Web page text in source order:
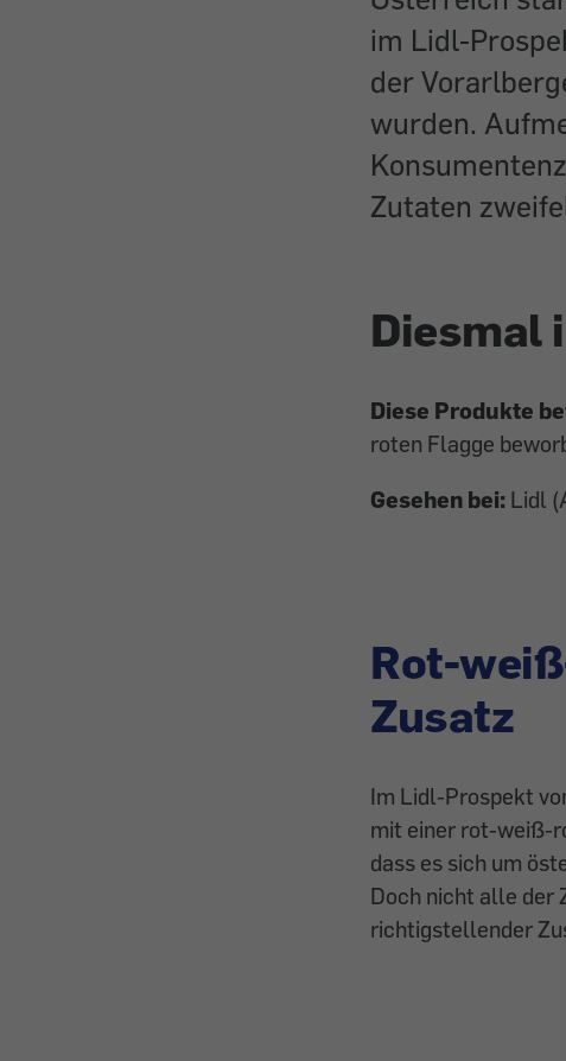
im Lidl-
der
wurden.
Zutaten
Diesmal
Diese Produkte
roten Flagge
Gesehen bei: Lidl
Rot-
Zusatz
Im Lidl-Prospekt
mit einer rot-weiß-
dass es sich um
Doch nicht alle der
richtigstellender